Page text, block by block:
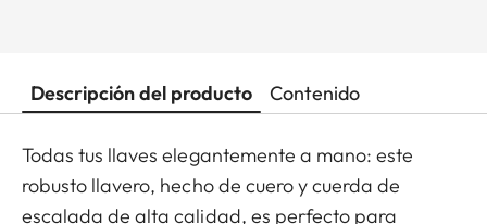
Descripción del producto Contenido
Todas tus llaves elegantemente a mano: este
robusto llavero, hecho de cuero y cuerda de
escalada de alta calidad, es perfecto para